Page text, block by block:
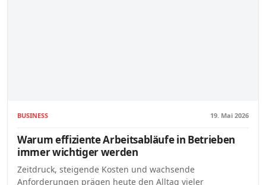
BUSINESS 19. Mai 2026
Warum effiziente Arbeitsabläufe in Betrieben
immer wichtiger werden
Zeitdruck, steigende Kosten und wachsende
Anforderungen prägen heute den Alltag vieler